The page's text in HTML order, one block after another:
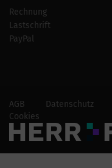
Rechnung
Lastschrift
PayPal
AGB Datenschutz
Cookies